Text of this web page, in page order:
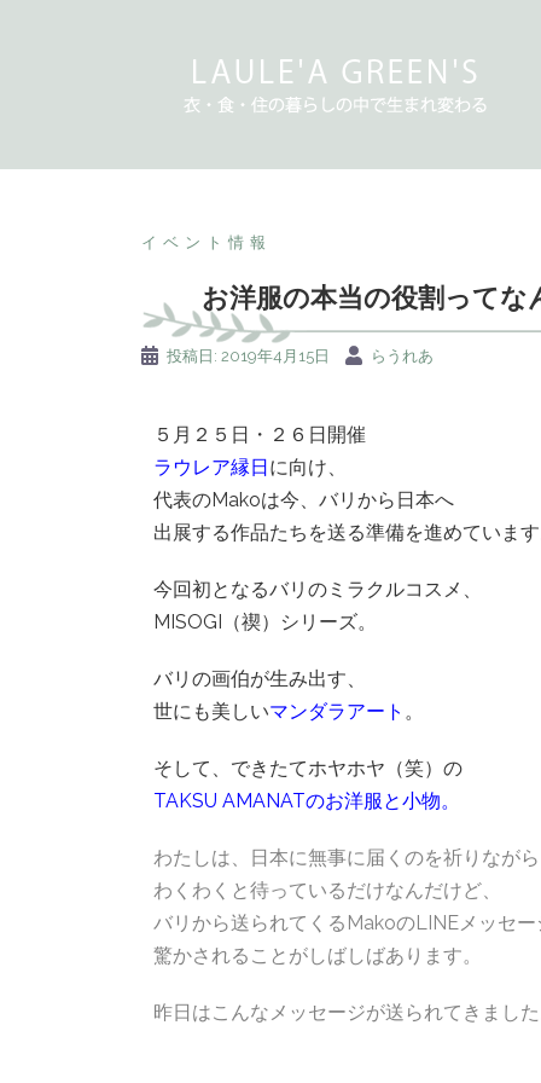
イベント情報
お洋服の本当の役割ってな
投稿日: 2019年4月15日 らうれあ
５月２５日・２６日開催
ラウレア縁日に向け、
代表のMakoは今、バリから日本へ
出展する作品たちを送る準備を進めています
今回初となるバリのミラクルコスメ、
MISOGI（禊）シリーズ。
バリの画伯が生み出す、
世にも美しいマンダラアート 。
そして、できたてホヤホヤ（笑）の
TAKSU AMANATのお洋服と小物。
わたしは、日本に無事に届くのを祈りながら
わくわくと待っているだけなんだけど、
バリから送られてくるMakoのLINEメッセー
驚かされることがしばしばあります。
昨日はこんなメッセージが送られてきました